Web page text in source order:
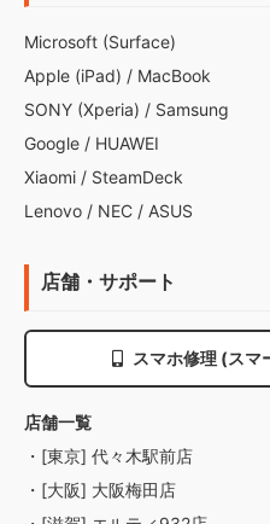
Microsoft (Surface)
Apple (iPad) / MacBook
SONY (Xperia) / Samsung
Google / HUAWEI
Xiaomi / SteamDeck
Lenovo / NEC / ASUS
店舗・サポート
スマホ修理 (スマ
店舗一覧
・[東京] 代々木駅前店
・[大阪] 大阪梅田店